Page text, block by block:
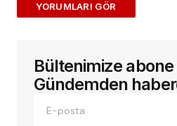
ADD A COMMENT
E-posta adresiniz
alanlar*ile
Yorum
Bültenimize
Gündemden